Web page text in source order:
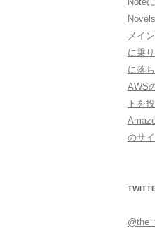
メイ
に乗
に落
AWS
トを
のサ